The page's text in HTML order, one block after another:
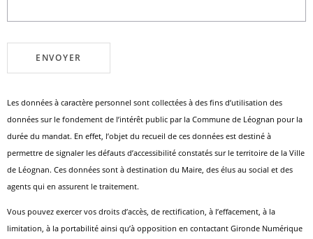
Les données à caractère personnel sont collectées à des fins d’utilisation des
données sur le fondement de l’intérêt public par la Commune de Léognan pour la
durée du mandat. En effet, l’objet du recueil de ces données est destiné à
permettre de signaler les défauts d’accessibilité constatés sur le territoire de la Ville
de Léognan. Ces données sont à destination du Maire, des élus au social et des
agents qui en assurent le traitement.
Vous pouvez exercer vos droits d’accès, de rectification, à l’effacement, à la
limitation, à la portabilité ainsi qu’à opposition en contactant Gironde Numérique